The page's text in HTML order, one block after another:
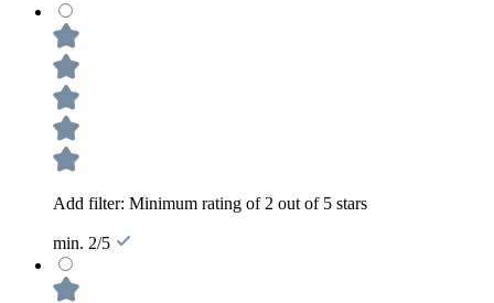
Add filter: Minimum rating of 2 out of 5 stars
min. 2/5